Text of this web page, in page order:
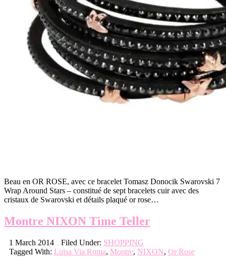
Beau en OR ROSE, avec ce bracelet Tomasz Donocik Swarovski 7
Wrap Around Stars – constitué de sept bracelets cuir avec des
cristaux de Swarovski et détails plaqué or rose…
Montre NIXON Time Teller
1 March 2014 Filed Under: SHOPPING
Tagged With: Luisa Via Roma, Montre, NIXON, Or Rose